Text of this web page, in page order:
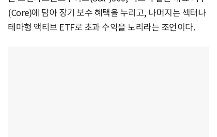
(Core)에 담아 장기 보수 혜택을 누리고, 나머지는 섹터나
테마형 액티브 ETF로 초과 수익을 노리라는 조언이다.